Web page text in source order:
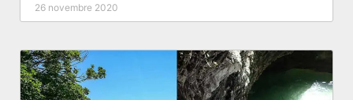
26 novembre 2020